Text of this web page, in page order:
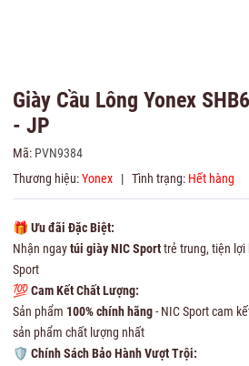
Giày Cầu Lông Yonex
- JP
Mã: PVN9384
Thương hiệu:Yonex | Tình trạng: Hết hàng
🎁 Ưu đãi Đặc Biệt:
Nhận ngaytúi giày NIC Sporttrẻ trung, tiện lợi
Sport
💯Cam Kết Chất Lượng:
Sản phẩm 100% chính hãng- NIC Sport cam
sản phẩm chất lượng nhất
🛡 Chính Sách Bảo Hành Vượt Trội: